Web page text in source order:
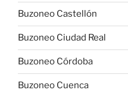
Buzoneo Castellón
Buzoneo Ciudad Real
Buzoneo Córdoba
Buzoneo Cuenca